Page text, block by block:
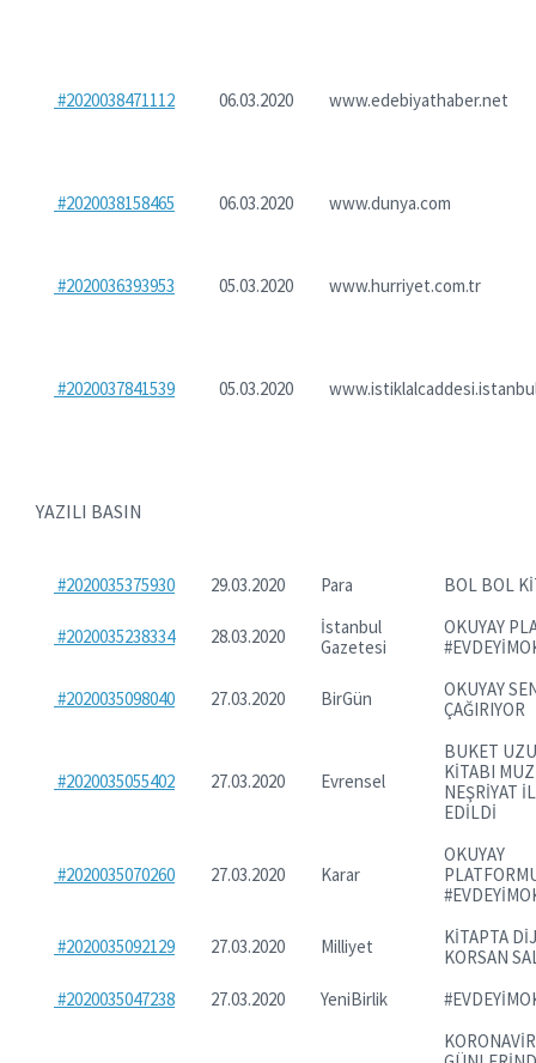
#2020038471112 06.03.2020 www.edebiyathaber.net
#2020038158465 06.03.2020 www.dunya.com
#2020036393953 05.03.2020 www.hurriyet.com.tr
#2020037841539 05.03.2020
YAZILI BASIN
#2020035375930 29.03.2020 Para BOL BOL
#2020035238334 28.03.2020
İstanbul
Gazetesi
OKUYAY
#2020035098040 27.03.2020 BirGün
OKUYAY
ÇAĞIRIYOR
#2020035055402 27.03.2020 Evrensel
BUKET
KİTABI
NEŞRİYAT
EDİLDİ
#2020035070260 27.03.2020 Karar
OKUYAY
#2020035092129 27.03.2020 Milliyet
KİTAPTA
KORSAN
#2020035047238
27.03.2020 YeniBirlik